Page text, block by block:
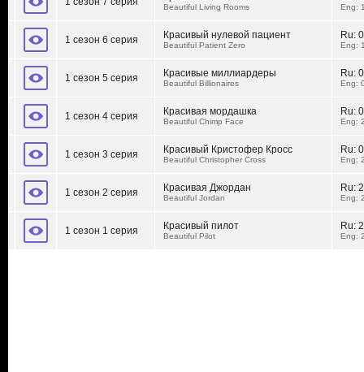
Beautiful Living Rooms Eng:
1 сезон 6 серия Красивый нулевой пациент
Beautiful Patient Zero
Ru:
Eng:
1 сезон 5 серия Красивые миллиардеры
Beautiful Billionaires
Ru:
Eng:
1 сезон 4 серия Красивая мордашка
Beautiful Chimp Face
Ru:
Eng:
1 сезон 3 серия Красивый Кристофер Кросс
Beautiful Christopher Cross
Ru:
Eng:
1 сезон 2 серия Красивая Джордан
Beautiful Jordan
Ru:
Eng:
1 сезон 1 серия Красивый пилот
Beautiful Pilot
Ru:
Eng: